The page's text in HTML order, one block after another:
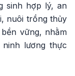
sinh hợp lý, an
nuôi trồng thủy
vững, nhằm
lương thực